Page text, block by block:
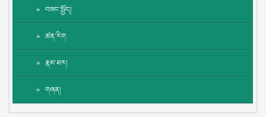
བཟང་སྤྱོད།
ཚན་རིག
རྣམ་ཐར།
གཞན།